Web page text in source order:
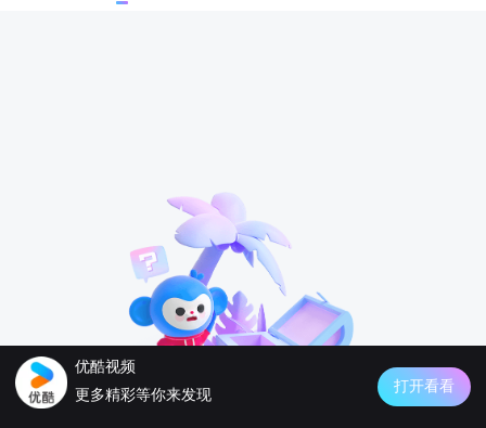
优酷视频
更多精彩等你来发现
打开看看